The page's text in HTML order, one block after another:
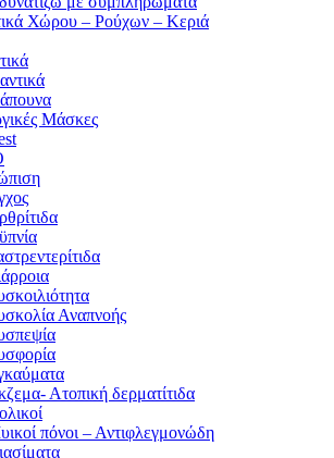
Χώρου – Ρούχων – Κεριά
Μάσκες
Αναπνοής
Ατοπική δερματίτιδα
πόνοι – Αντιφλεγμονώδη